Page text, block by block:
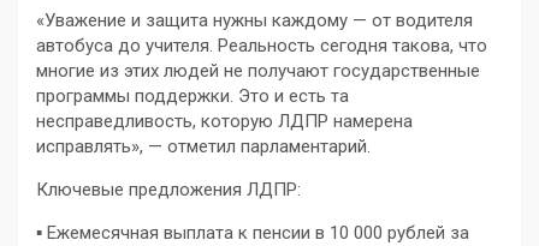
«Уважение и защита нужны каждому — от водителя
автобуса до учителя. Реальность сегодня такова, что
многие из этих людей не получают государственные
программы поддержки. Это и есть та
несправедливость, которую ЛДПР намерена
исправлять», — отметил парламентарий.
Ключевые предложения ЛДПР:
▪️ Ежемесячная выплата к пенсии в 10 000 рублей за